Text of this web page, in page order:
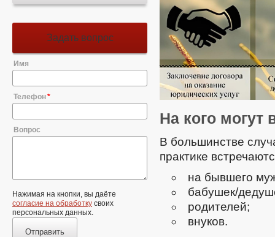
Задать вопрос
Имя
Телефон
Вопрос
Нажимая на кнопки, вы даёте
согласие на обработку своих
персональных данных.
Отправить
На кого могут
В большинстве
практике
на бывшего
бабушек/
родителей;
внуков.